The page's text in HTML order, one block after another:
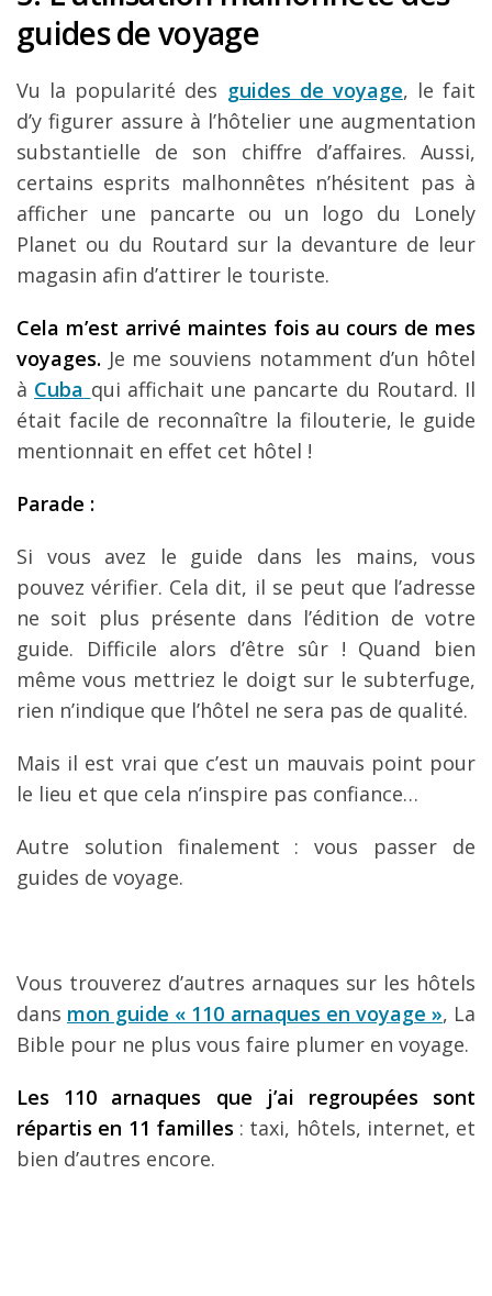
guides de voyage
Vu la popularité des guides de voyage, le fait
d’y figurer assure à l’hôtelier une augmentation
substantielle de son chiffre d’affaires. Aussi,
certains esprits malhonnêtes n’hésitent pas à
afficher une pancarte ou un logo du Lonely
Planet ou du Routard sur la devanture de leur
magasin afin d’attirer le touriste.
Cela m’est arrivé maintes fois au cours de mes
voyages. Je me souviens notamment d’un hôtel
à Cuba qui affichait une pancarte du Routard. Il
était facile de reconnaître la filouterie, le guide
mentionnait en effet cet hôtel !
Parade :
Si vous avez le guide dans les mains, vous
pouvez vérifier. Cela dit, il se peut que l’adresse
ne soit plus présente dans l’édition de votre
guide. Difficile alors d’être sûr ! Quand bien
même vous mettriez le doigt sur le subterfuge,
rien n’indique que l’hôtel ne sera pas de qualité.
Mais il est vrai que c’est un mauvais point pour
le lieu et que cela n’inspire pas confiance…
Autre solution finalement : vous passer de
guides de voyage.
Vous trouverez d’autres arnaques sur les hôtels
dans mon guide « 110 arnaques en voyage », La
Bible pour ne plus vous faire plumer en voyage.
Les 110 arnaques que j’ai regroupées sont
répartis en 11 familles : taxi, hôtels, internet, et
bien d’autres encore.